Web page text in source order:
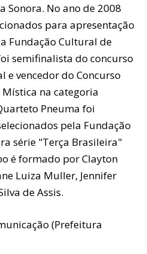
No ano de 2008
para apresentação
Fundação Cultural de
semifinalista do concurso
e vencedor do Concurso
na categoria
Pneuma foi
pela Fundação
série "Terça Brasileira"
é formado por Clayton
Luiza Muller, Jennifer
de Assis.
(Prefeitura